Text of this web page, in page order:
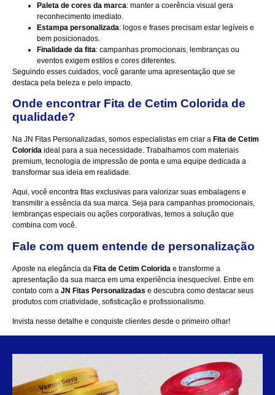
Paleta de cores da marca: manter a coerência visual gera
reconhecimento imediato.
Estampa personalizada: logos e frases precisam estar legíveis e
bem posicionados.
Finalidade da fita: campanhas promocionais, lembranças ou
eventos exigem estilos e cores diferentes.
Seguindo esses cuidados, você garante uma apresentação que se
destaca pela beleza e pelo impacto.
Onde encontrar Fita de Cetim Colorida de
qualidade?
Na JN Fitas Personalizadas, somos especialistas em criar a Fita de Cetim
Colorida ideal para a sua necessidade. Trabalhamos com materiais
premium, tecnologia de impressão de ponta e uma equipe dedicada a
transformar sua ideia em realidade.
Aqui, você encontra fitas exclusivas para valorizar suas embalagens e
transmitir a essência da sua marca. Seja para campanhas promocionais,
lembranças especiais ou ações corporativas, temos a solução que
combina com você.
Fale com quem entende de personalização
Aposte na elegância da Fita de Cetim Colorida e transforme a
apresentação da sua marca em uma experiência inesquecível. Entre em
contato com a JN Fitas Personalizadas e descubra como destacar seus
produtos com criatividade, sofisticação e profissionalismo.
Invista nesse detalhe e conquiste clientes desde o primeiro olhar!